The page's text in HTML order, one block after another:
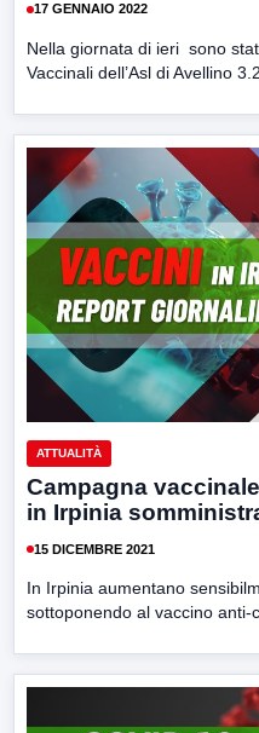
17 GENNAIO 2022
Nella giornata di ieri sono
Vaccinali dell’Asl di Avellino
ATTUALITÀ
Campagna
in Irpinia
15 DICEMBRE 2021
In Irpinia aumentano
sottoponendo al vaccino anti-